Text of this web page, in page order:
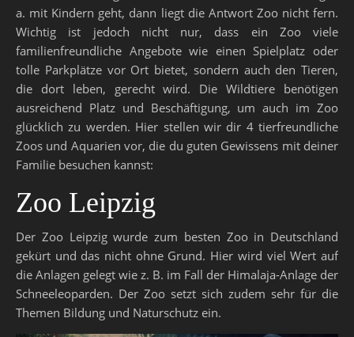
a. mit Kindern geht, dann liegt die Antwort Zoo nicht fern.
Wichtig ist jedoch nicht nur, dass ein Zoo viele
familienfreundliche Angebote wie einen Spielplatz oder
tolle Parkplätze vor Ort bietet, sondern auch den Tieren,
die dort leben, gerecht wird. Die Wildtiere benötigen
ausreichend Platz und Beschäftigung, um auch im Zoo
glücklich zu werden. Hier stellen wir dir 4 tierfreundliche
Zoos und Aquarien vor, die du guten Gewissens mit deiner
Familie besuchen kannst:
Zoo Leipzig
Der Zoo Leipzig wurde zum besten Zoo in Deutschland
gekürt und das nicht ohne Grund. Hier wird viel Wert auf
die Anlagen gelegt wie z. B. im Fall der Himalaja-Anlage der
Schneeleoparden. Der Zoo setzt sich zudem sehr für die
Themen Bildung und Naturschutz ein.